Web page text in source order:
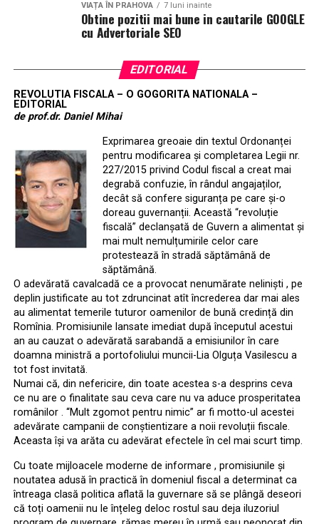
VIAȚA ÎN PRAHOVA 7 luni inainte
Obtine pozitii mai bune in cautarile GOOGLE
cu Advertoriale SEO
EDITORIAL
REVOLUTIA FISCALA – O GOGORITA NATIONALA –
EDITORIAL
de prof.dr. Daniel Mihai
Exprimarea greoaie din textul Ordonanței
pentru modificarea și completarea Legii nr.
227/2015 privind Codul fiscal a creat mai
degrabă confuzie, în rândul angajaților,
decât să confere siguranța pe care și-o
doreau guvernanții. Această “revoluție
fiscală” declanșată de Guvern a alimentat și
mai mult nemulțumirile celor care
protestează în stradă săptămână de
săptămână.
O adevărată cavalcadă ce a provocat nenumărate neliniști , pe
deplin justificate au tot zdruncinat atît încrederea dar mai ales
au alimentat temerile tuturor oamenilor de bună credință din
Romînia. Promisiunile lansate imediat după începutul acestui
an au cauzat o adevărată sarabandă a emisiunilor în care
doamna ministră a portofoliului muncii-Lia Olguța Vasilescu a
tot fost invitată.
Numai că, din nefericire, din toate acestea s-a desprins ceva
ce nu are o finalitate sau ceva care nu va aduce prosperitatea
românilor . ‘‘Mult zgomot pentru nimic” ar fi motto-ul acestei
adevărate campanii de conștientizare a noii revoluții fiscale.
Aceasta își va arăta cu adevărat efectele în cel mai scurt timp.
Cu toate mijloacele moderne de informare , promisiunile și
noutatea adusă în practică în domeniul fiscal a determinat ca
întreaga clasă politica aflată la guvernare să se plângă deseori
că toți oamenii nu le înțeleg deloc rostul sau deja iluzoriul